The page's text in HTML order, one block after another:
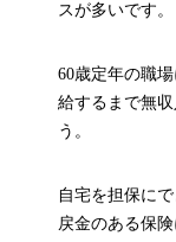
スが多いです。
60歳定年の職
給するまで無
う。
自宅を担保に
戻金のある保